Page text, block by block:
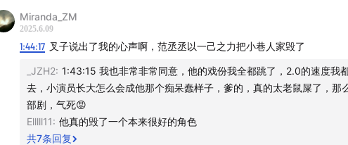
1-淘宝链接： s.click.taobao.com
2-京东链接： sourl.co
3-淘口令：38￥ CZ009 xQXNVLuqbqQ￥
少年孕妇女性补钙柠檬酸钙官方中老年钙片
Miranda_ZM
2025.6.09
1:44:17 叉子说出了我的心声啊，范丞丞以一己之力把小巷人家毁了
_JZH2: 1:43:15 我也非常非常同意，他的戏份我全都跳了，2.0的速度我
去，小演员长大怎么会成他那个痴呆蠢样子，爹的，真的太老鼠屎了，那
部剧，气死😡
Elllll11: 他真的毁了一个本来很好的角色
共7条回复